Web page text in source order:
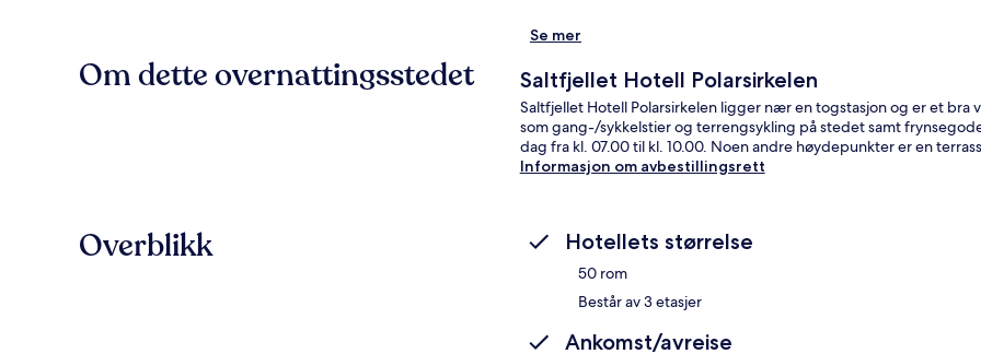
Se mer
Om dette overnattingsstedet Saltfjellet Hotell Polarsirkelen
Saltfjellet Hotell Polarsirkelen ligger nær en togstasjon og er et bra
som gang-/sykkelstier og terrengsykling på stedet samt
dag fra kl. 07.00 til kl. 10.00. Noen andre høydepunkter er en
Informasjon om avbestillingsrett
Overblikk Hotellets størrelse
50 rom
Består av 3 etasjer
Ankomst/avreise